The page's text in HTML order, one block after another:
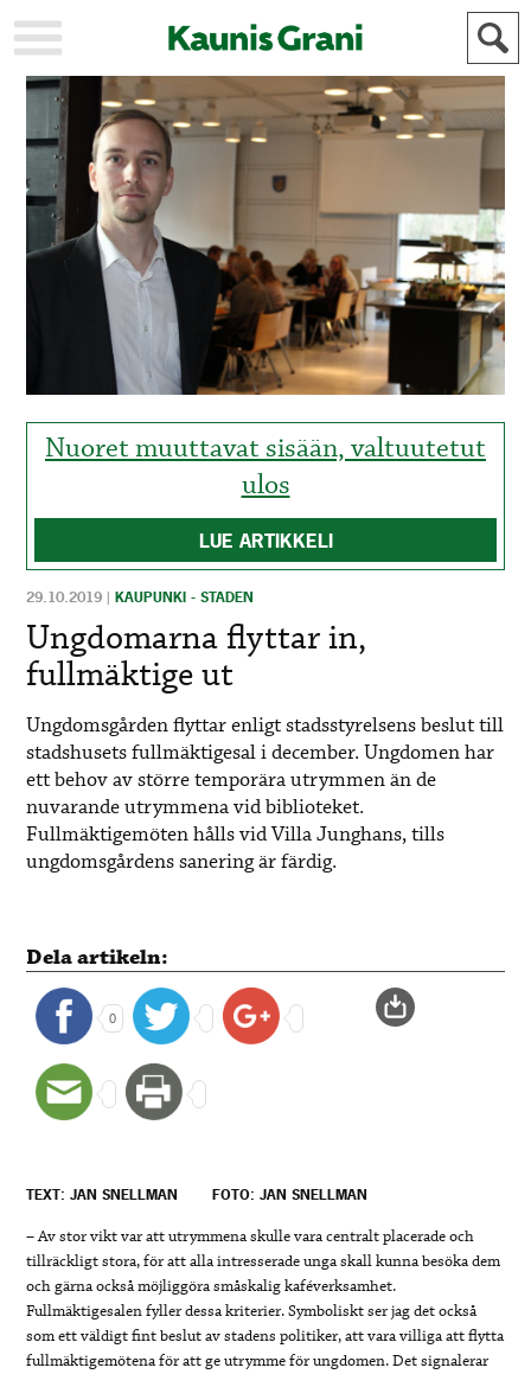
KAUPUNKI
STADEN
AJANKOHTAISTA
AKTUELLT
URHEILU
IDROTT
KULTTUURI
HISTORIA
HISTORIA
YLEINEN
ALLMÄN
MAINOSTAJILLE
FÖR
ANNONSÖRER
Nuoret muuttavat sisään, valtuutetut
ulos
LUE ARTIKKELI
29.10.2019 |KAUPUNKI - STADEN
Ungdomarna flyttar in,
fullmäktige ut
Ungdomsgården flyttar enligt stadsstyrelsens beslut till
stadshusets fullmäktigesal i december. Ungdomen har
ett behov av större temporära utrymmen än de
nuvarande utrymmena vid biblioteket.
Fullmäktigemöten hålls vid Villa Junghans, tills
ungdomsgårdens sanering är färdig.
Dela artikeln:
0
TEXT: JAN SNELLMAN FOTO: JAN SNELLMAN
– Av stor vikt var att utrymmena skulle vara centralt placerade och
tillräckligt stora, för att alla intresserade unga skall kunna besöka dem
och gärna också möjliggöra småskalig kaféverksamhet.
Fullmäktigesalen fyller dessa kriterier. Symboliskt ser jag det också
som ett väldigt fint beslut av stadens politiker, att vara villiga att flytta
fullmäktigemötena för att ge utrymme för ungdomen. Det signalerar